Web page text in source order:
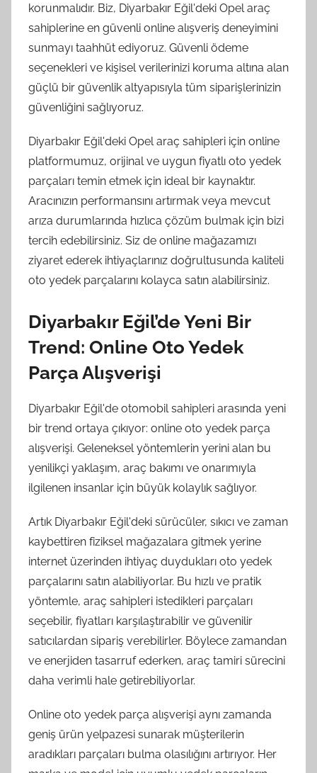
korunmalıdır. Biz, Diyarbakır Eğil'deki Opel araç
sahiplerine en güvenli online alışveriş deneyimini
sunmayı taahhüt ediyoruz. Güvenli ödeme
seçenekleri ve kişisel verilerinizi koruma altına alan
güçlü bir güvenlik altyapısıyla tüm siparişlerinizin
güvenliğini sağlıyoruz.
Diyarbakır Eğil'deki Opel araç sahipleri için online
platformumuz, orijinal ve uygun fiyatlı oto yedek
parçaları temin etmek için ideal bir kaynaktır.
Aracınızın performansını artırmak veya mevcut
arıza durumlarında hızlıca çözüm bulmak için bizi
tercih edebilirsiniz. Siz de online mağazamızı
ziyaret ederek ihtiyaçlarınız doğrultusunda kaliteli
oto yedek parçalarını kolayca satın alabilirsiniz.
Diyarbakır Eğil’de Yeni Bir
Trend: Online Oto Yedek
Parça Alışverişi
Diyarbakır Eğil'de otomobil sahipleri arasında yeni
bir trend ortaya çıkıyor: online oto yedek parça
alışverişi. Geleneksel yöntemlerin yerini alan bu
yenilikçi yaklaşım, araç bakımı ve onarımıyla
ilgilenen insanlar için büyük kolaylık sağlıyor.
Artık Diyarbakır Eğil'deki sürücüler, sıkıcı ve zaman
kaybettiren fiziksel mağazalara gitmek yerine
internet üzerinden ihtiyaç duydukları oto yedek
parçalarını satın alabiliyorlar. Bu hızlı ve pratik
yöntemle, araç sahipleri istedikleri parçaları
seçebilir, fiyatları karşılaştırabilir ve güvenilir
satıcılardan sipariş verebilirler. Böylece zamandan
ve enerjiden tasarruf ederken, araç tamiri sürecini
daha verimli hale getirebiliyorlar.
Online oto yedek parça alışverişi aynı zamanda
geniş ürün yelpazesi sunarak müşterilerin
aradıkları parçaları bulma olasılığını artırıyor. Her